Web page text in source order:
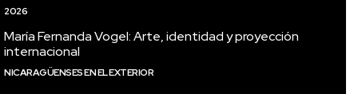
2026
María Fernanda Vogel: Arte, identidad y proyección
internacional
NICARAGÜENSES EN EL EXTERIOR